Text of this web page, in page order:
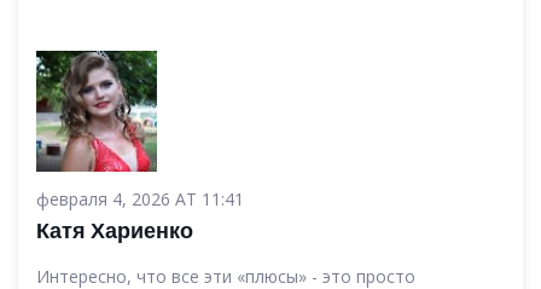
февраля 4, 2026 AT 11:41
Катя Хариенко
Интересно, что все эти «плюсы» - это просто